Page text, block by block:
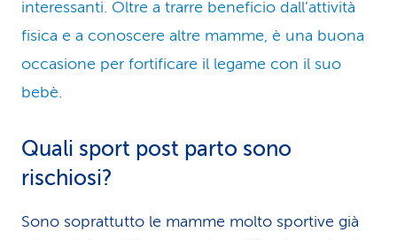
interessanti. Oltre a trarre beneficio dall’attività
fisica e a conoscere altre mamme, è una buona
occasione per fortificare il legame con il suo
bebè.
Quali sport post parto sono
rischiosi?
Sono soprattutto le mamme molto sportive già